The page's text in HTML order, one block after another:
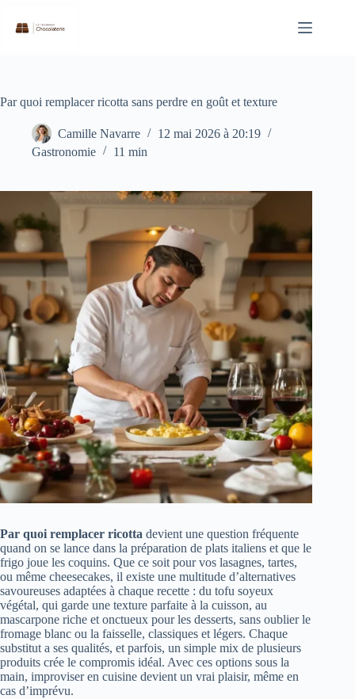
contenu
Par quoi remplacer ricotta sans perdre en goût et texture
Camille Navarre
12 mai 2026 à 20:19
Gastronomie
11 min
Par quoi remplacer ricotta devient une question fréquente
quand on se lance dans la préparation de plats italiens et que le
frigo joue les coquins. Que ce soit pour vos lasagnes, tartes,
ou même cheesecakes, il existe une multitude d’alternatives
savoureuses adaptées à chaque recette : du tofu soyeux
végétal, qui garde une texture parfaite à la cuisson, au
mascarpone riche et onctueux pour les desserts, sans oublier le
fromage blanc ou la faisselle, classiques et légers. Chaque
substitut a ses qualités, et parfois, un simple mix de plusieurs
produits crée le compromis idéal. Avec ces options sous la
main, improviser en cuisine devient un vrai plaisir, même en
cas d’imprévu.